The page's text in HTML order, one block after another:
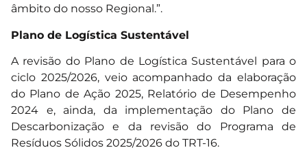
âmbito do nosso Regional.”.
Plano de Logística Sustentável
A revisão do Plano de Logística Sustentável para o
ciclo 2025/2026, veio acompanhado da elaboração
do Plano de Ação 2025, Relatório de Desempenho
2024 e, ainda, da implementação do Plano de
Descarbonização e da revisão do Programa de
Resíduos Sólidos 2025/2026 do TRT-16.